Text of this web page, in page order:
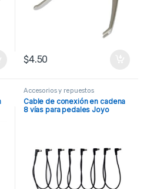
$4.50
Accesorios y repuestos
Cable de conexión en cadena
8 vías para pedales Joyo